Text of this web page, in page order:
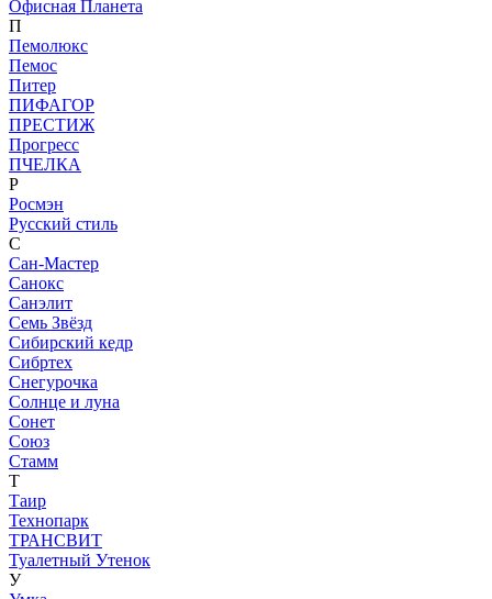
Офисная Планета
П
Пемолюкс
Пемос
Питер
ПИФАГОР
ПРЕСТИЖ
Прогресс
ПЧЕЛКА
Р
Росмэн
Русский стиль
С
Сан-Мастер
Санокс
Санэлит
Семь Звёзд
Сибирский кедр
Сибртех
Снегурочка
Солнце и луна
Сонет
Союз
Стамм
Т
Таир
Технопарк
ТРАНСВИТ
Туалетный Утенок
У